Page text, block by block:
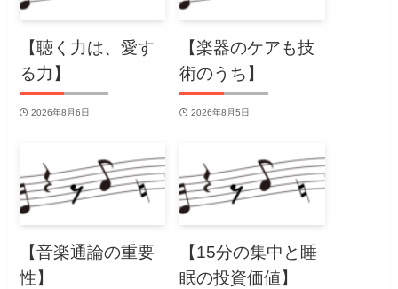
【聴く力は、愛す
る力】
2026年8月6日
【楽器のケアも技
術のうち】
2026年8月5日
【音楽通論の重要
性】
【15分の集中と睡
眠の投資価値】